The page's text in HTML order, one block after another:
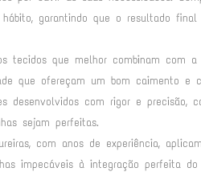
garantindo que o resultado
tecidos que melhor combinam com
que ofereçam um bom caimento e
desenvolvidos com rigor e precisão,
sejam perfeitas.
com anos de experiência,
impecáveis à integração perfeita